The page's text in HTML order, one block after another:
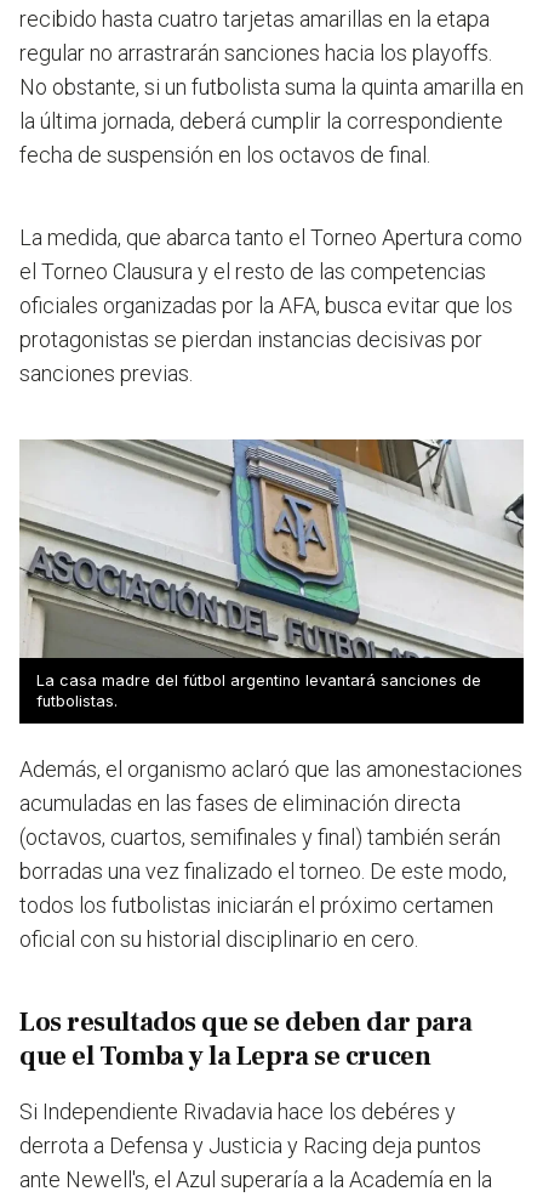
recibido hasta cuatro tarjetas amarillas en la etapa
regular no arrastrarán sanciones hacia los playoffs
No obstante, si un futbolista suma la quinta amarilla en
la última jornada, deberá cumplir la correspondiente
fecha de suspensión en los octavos de final.
La medida, que abarca tanto el Torneo Apertura como
el Torneo Clausura y el resto de las competencias
oficiales organizadas por la AFA, busca evitar que los
protagonistas se pierdan instancias decisivas por
sanciones previas.
La casa madre del fútbol argentino levantará sanciones de
futbolistas.
Además, el organismo aclaró que las amonestaciones
acumuladas en las fases de eliminación directa
(octavos, cuartos, semifinales y final) también serán
borradas una vez finalizado el torneo. De este modo,
todos los futbolistas iniciarán el próximo certamen
oficial con su historial disciplinario en cero.
Los resultados que se deben dar para
que el Tomba y la Lepra se crucen
Si Independiente Rivadavia hace los debéres y
derrota a Defensa y Justicia y Racing deja puntos
ante Newell's, el Azul superaría a la Academía en la